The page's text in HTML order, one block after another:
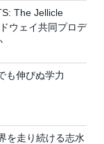
The Jellicle
ウェイ共同プロデ
も伸びぬ学力
を走り続ける志水